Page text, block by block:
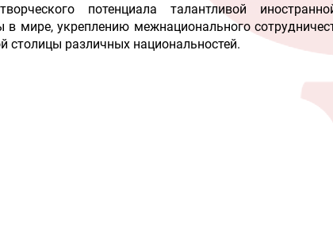
потенциала талантливой
в мире, укреплению межнационального
столицы различных национальностей.